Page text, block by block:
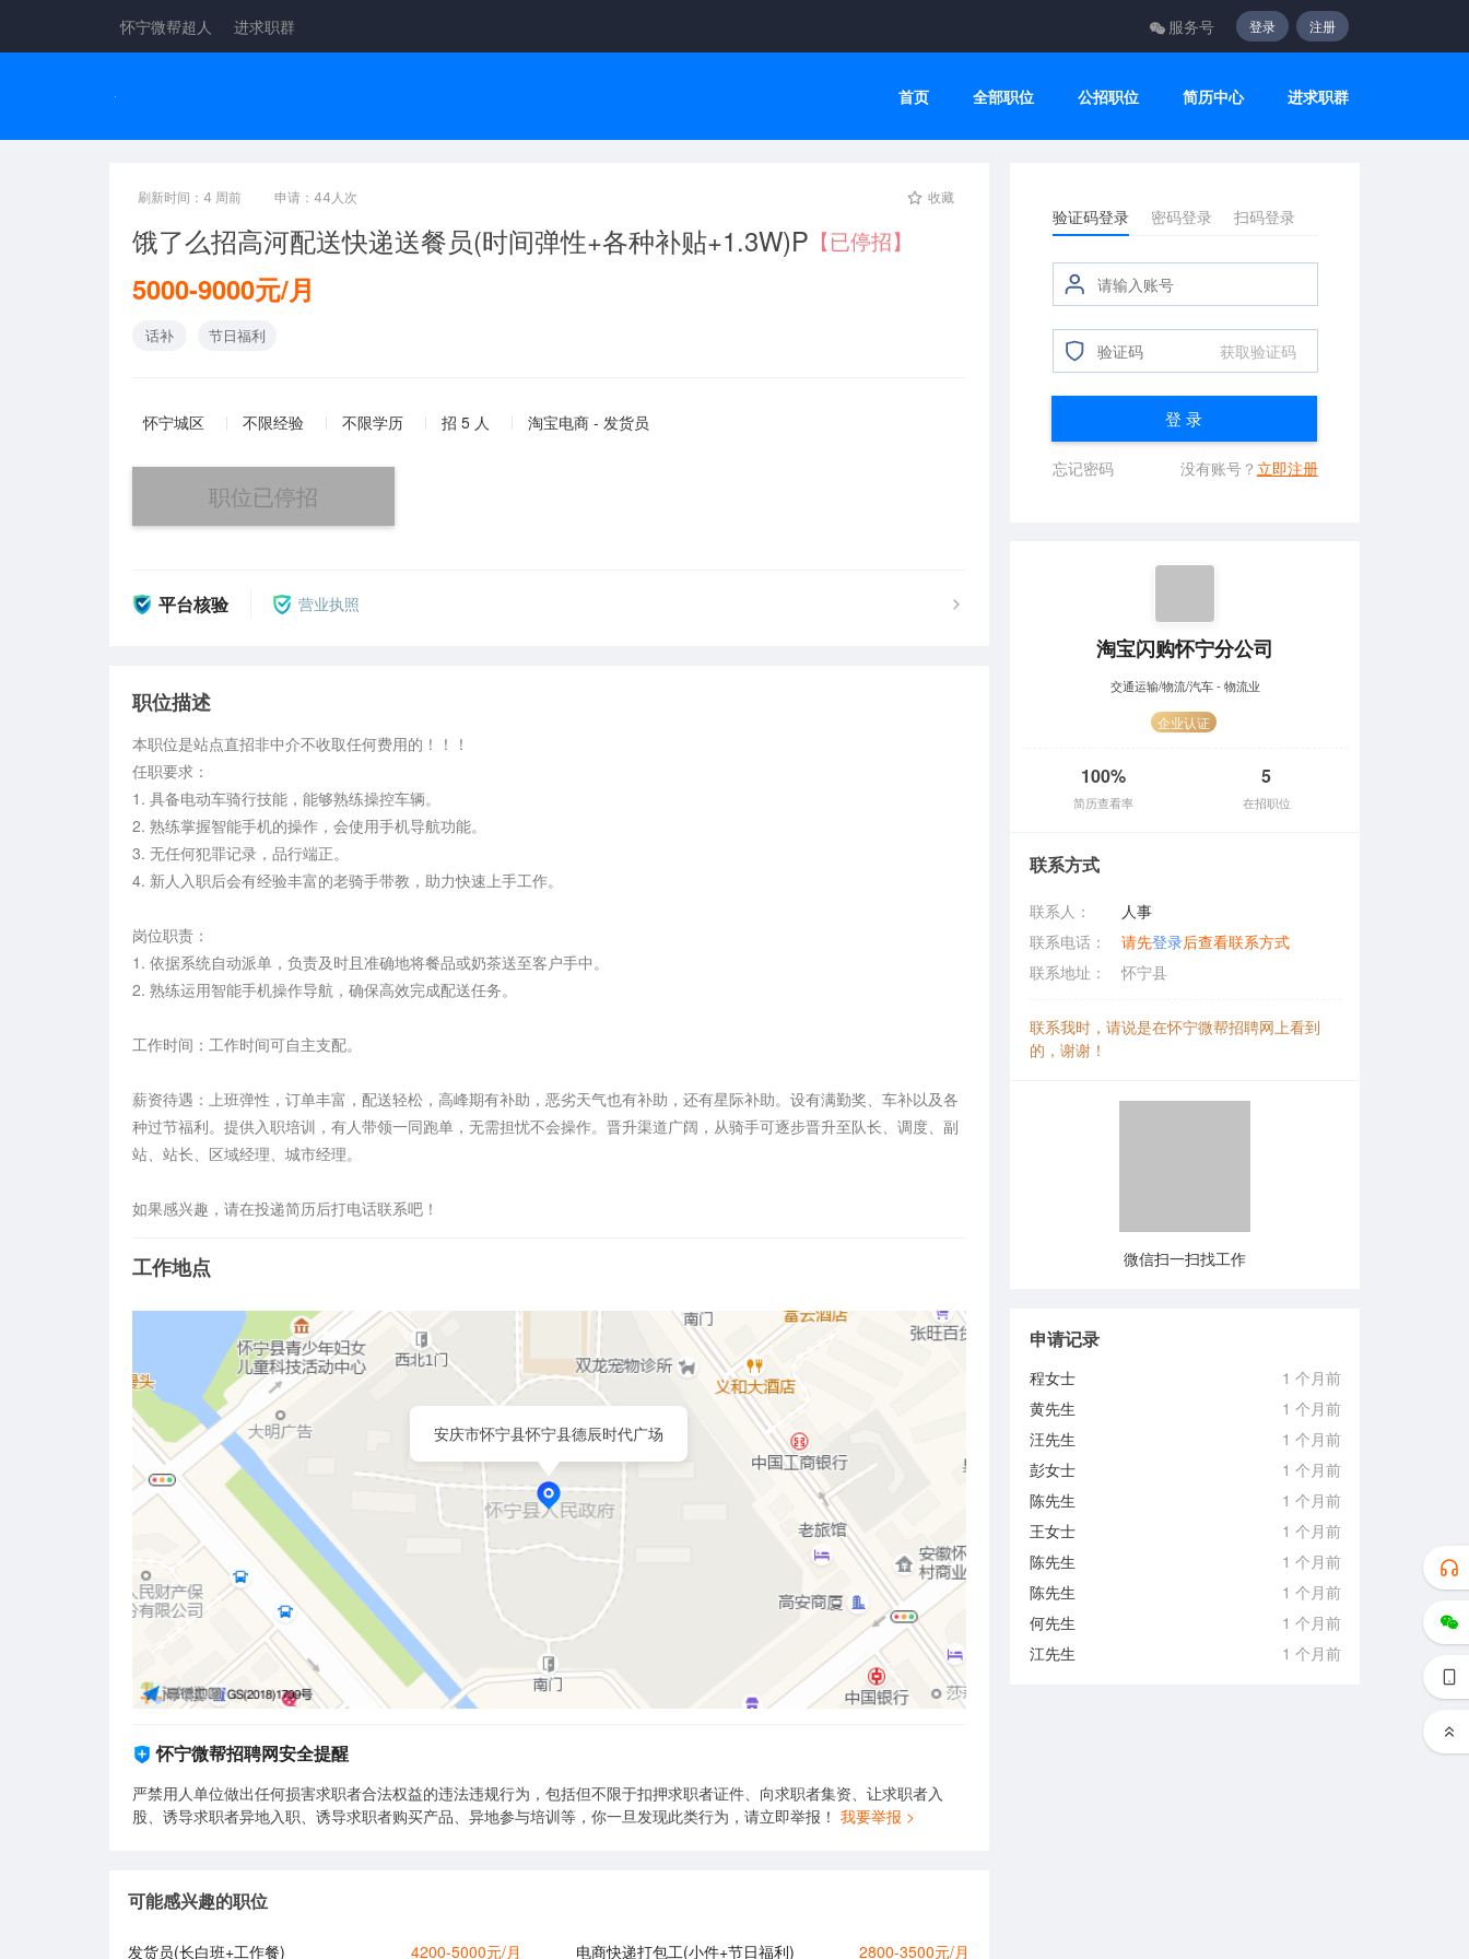
怀宁微帮超人 进求职群 服务号 登录 注册
首页 全部职位 公招职位 简历中心 进求职群
刷新时间：4 周前 申请：44人次 收藏
饿了么招高河配送快递送餐员(时间弹性+各种补贴+1.3W)P 【已停招】
5000-9000元/月
话补 节日福利
怀宁城区 不限经验 不限学历 招 5 人 淘宝电商 - 发货员
职位已停招
平台核验 营业执照
职位描述
本职位是站点直招非中介不收取任何费用的！！！
任职要求：
1. 具备电动车骑行技能，能够熟练操控车辆。
2. 熟练掌握智能手机的操作，会使用手机导航功能。
3. 无任何犯罪记录，品行端正。
4. 新人入职后会有经验丰富的老骑手带教，助力快速上手工作。
岗位职责：
1. 依据系统自动派单，负责及时且准确地将餐品或奶茶送至客户手中。
2. 熟练运用智能手机操作导航，确保高效完成配送任务。
工作时间：工作时间可自主支配。
薪资待遇：上班弹性，订单丰富，配送轻松，高峰期有补助，恶劣天气也有补助，还有星际补助。设有满勤奖、车补以及各
种过节福利。提供入职培训，有人带领一同跑单，无需担忧不会操作。晋升渠道广阔，从骑手可逐步晋升至队长、调度、副
站、站长、区域经理、城市经理。
如果感兴趣，请在投递简历后打电话联系吧！
工作地点
安庆市怀宁县怀宁县德辰时代广场
怀宁微帮招聘网安全提醒
严禁用人单位做出任何损害求职者合法权益的违法违规行为，包括但不限于扣押求职者证件、向求职者集资、让求职者入
股、诱导求职者异地入职、诱导求职者购买产品、异地参与培训等，你一旦发现此类行为，请立即举报！ 我要举报 >
可能感兴趣的职位
发货员(长白班+工作餐) 4200-5000元/月 电商快递打包工(小件+节日福利) 2800-3500元/月
验证码登录 密码登录 扫码登录
获取验证码
登 录
忘记密码 没有账号？ 立即注册
淘宝闪购怀宁分公司
交通运输/物流/汽车 - 物流业
企业认证
100%
简历查看率
5
在招职位
联系方式
联系人：
人事
联系电话：
请先登录后查看联系方式
联系地址：
怀宁县
联系我时，请说是在怀宁微帮招聘网上看到
的，谢谢！
微信扫一扫找工作
申请记录
程女士
1 个月前
黄先生
1 个月前
汪先生
1 个月前
彭女士
1 个月前
陈先生
1 个月前
王女士
1 个月前
陈先生
1 个月前
陈先生
1 个月前
何先生
1 个月前
江先生
1 个月前